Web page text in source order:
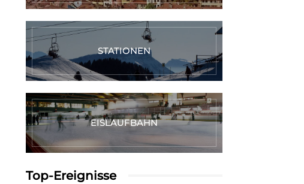
STATIONEN
EISLAUFBAHN
Top-Ereignisse